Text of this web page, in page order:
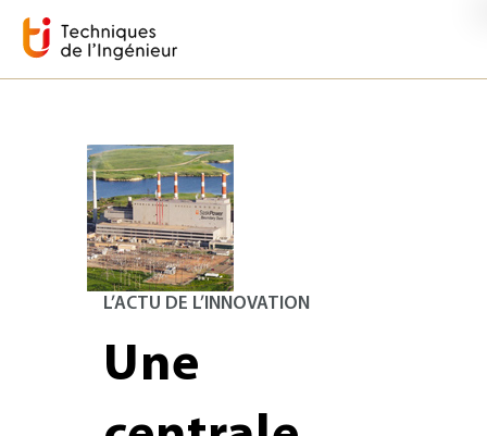
L’ACTU DE L’INNOVATION
Une